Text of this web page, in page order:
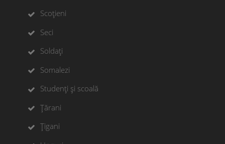
Scoțieni
Seci
Soldați
Somalezi
Studenți și scoală
Țărani
Țigani